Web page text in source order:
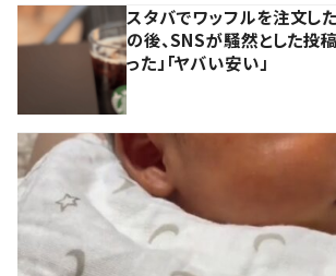
スタバでワッフルを注文し
の後、SNSが騒然とした投
った」「ヤバい安い」